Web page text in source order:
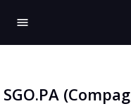
menu
SGO.PA